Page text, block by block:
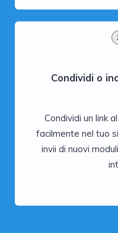
Condividi o
Condividi un link
facilmente nel tuo
invii di nuovi